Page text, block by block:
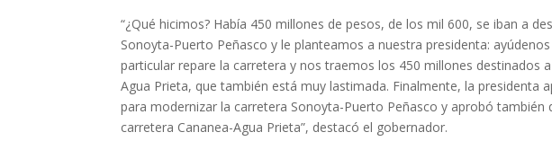
“¿Qué hicimos? Había 450 millones de pesos, de los mil 600, se iban a
Sonoyta-Puerto Peñasco y le planteamos a nuestra presidenta:
particular repare la carretera y nos traemos los 450 millones destinados
Agua Prieta, que también está muy lastimada. Finalmente, la presidenta
para modernizar la carretera Sonoyta-Puerto Peñasco y aprobó también
carretera Cananea-Agua Prieta”, destacó el gobernador.